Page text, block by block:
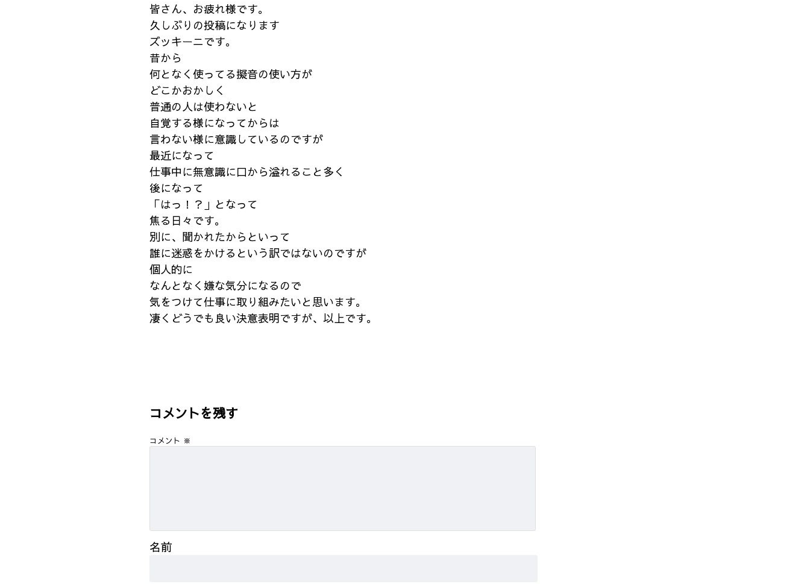
皆さん、お疲れ様です。
久しぶりの投稿になります
ズッキーニです。
昔から
何となく使ってる擬音の使い方が
どこかおかしく
普通の人は使わないと
自覚する様になってからは
言わない様に意識しているのですが
最近になって
仕事中に無意識に口から溢れること多く
後になって
「はっ！？」となって
焦る日々です。
別に、聞かれたからといって
誰に迷惑をかけるという訳ではないのですが
個人的に
なんとなく嫌な気分になるので
気をつけて仕事に取り組みたいと思います。
凄くどうでも良い決意表明ですが、以上です。
コメントを残す
コメント ※
名前